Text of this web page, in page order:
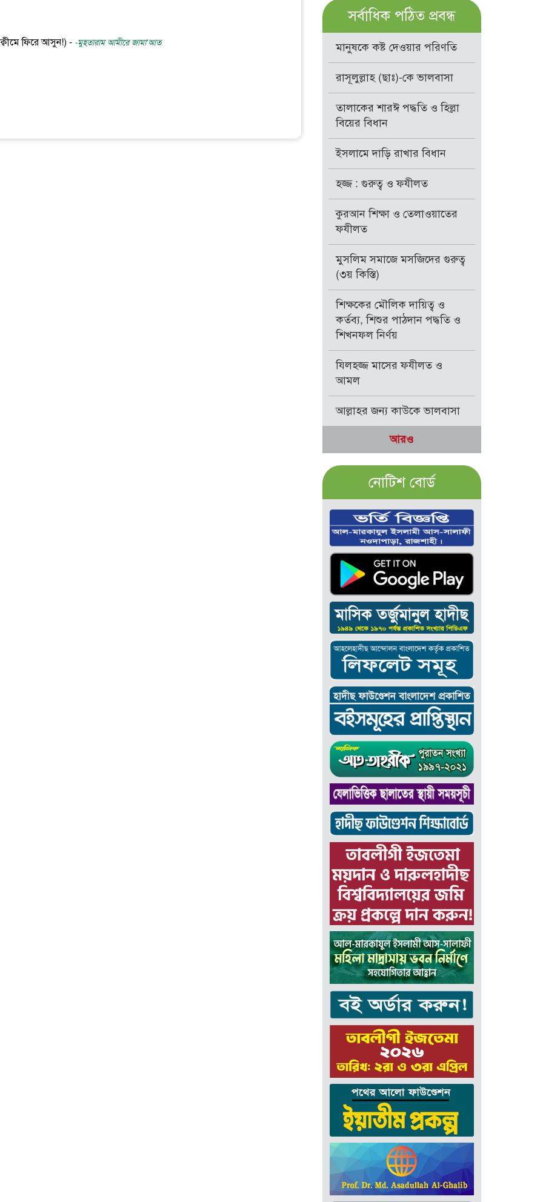
ফিরে আসুন!) - -মুহতারাম আমীরে জামা‘আত
সর্বাধিক পঠিত প্রবন্ধ
মানুষকে কষ্ট দেওয়ার পরিণতি
রাসূলুল্লাহ (ছাঃ)-কে ভালবাসা
তালাকের শারঈ পদ্ধতি ও হিল্লা
বিয়ের বিধান
ইসলামে দাড়ি রাখার বিধান
হজ্জ : গুরুত্ব ও ফযীলত
কুরআন শিক্ষা ও তেলাওয়াতের
ফযীলত
মুসলিম সমাজে মসজিদের গুরুত্ব
(৩য় কিস্তি)
শিক্ষকের মৌলিক দায়িত্ব ও
কর্তব্য, শিশুর পাঠদান পদ্ধতি ও
শিখনফল নির্ণয়
যিলহজ্জ মাসের ফযীলত ও
আমল
আল্লাহর জন্য কাউকে ভালবাসা
আরও
নোটিশ বোর্ড